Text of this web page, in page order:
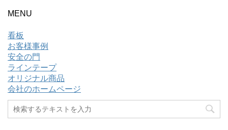
MENU
看板
お客様事例
安全の門
ラインテープ
オリジナル商品
会社のホームページ